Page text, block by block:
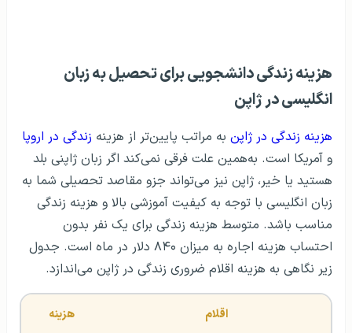
هزینه زندگی دانشجویی برای تحصیل به زبان
انگلیسی در ژاپن
هزینه زندگی در ژاپن به مراتب پایین‌تر از هزینه زندگی در اروپا
و آمریکا است. به‌همین علت فرقی نمی‌کند اگر زبان ژاپنی بلد
هستید یا خیر، ژاپن نیز می‌تواند جزو مقاصد تحصیلی شما به
زبان انگلیسی با توجه به کیفیت آموزشی بالا و هزینه زندگی
مناسب باشد. متوسط هزینه زندگی برای یک نفر بدون
احتساب هزینه اجاره به میزان ۸۴۰ دلار در ماه است. جدول
زیر نگاهی به هزینه اقلام ضروری زندگی در ژاپن می‌اندازد.
اقلام هزینه